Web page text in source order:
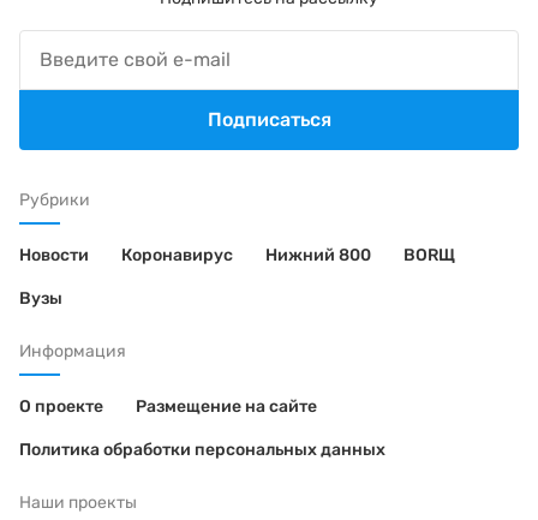
Рубрики
Новости Коронавирус Нижний 800 BORЩ
Вузы
Информация
О проекте Размещение на сайте
Политика обработки персональных данных
Наши проекты
Подписаться